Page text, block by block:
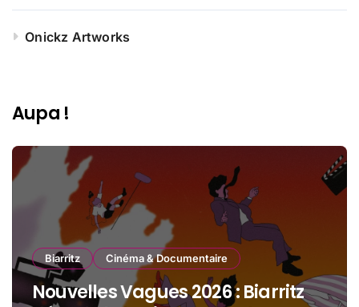
Onickz Artworks
Aupa !
Biarritz Cinéma & Documentaire
Nouvelles Vagues 2026 : Biarritz